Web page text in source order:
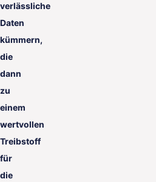
verlässliche
Daten
kümmern,
die
dann
zu
einem
wertvollen
Treibstoff
für
die